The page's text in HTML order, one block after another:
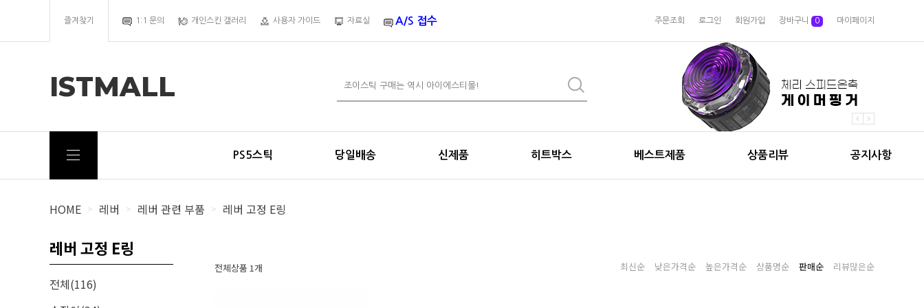
즐겨찾기 1:1 문의 개인스킨 갤러리 사용자 가이드 자료실 A/S 접수 주문조회 로그인 회원가입 장바구니 0 마이페이지
ISTMALL
PS5스틱 당일배송 신제품 히트박스 베스트제품 상품리뷰 공지사항
HOME > 레버 > 레버 관련 부품 > 레버 고정 E링
레버 고정 E링
전체(116)
전체상품 1개 최신순 낮은가격순 높은가격순 상품명순 판매순 리뷰많은순